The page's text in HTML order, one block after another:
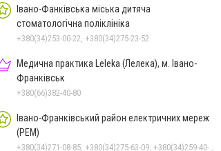
Івано-Фанківська міська дитяча
стоматологічна поліклініка
+380(34)253-00-22, +380(34)275-23-52
Медична практика Leleka (Лелека), м. Івано-
Франківськ
+380(66)382-40-80
Івано-Франківський район електричних мереж
(РЕМ)